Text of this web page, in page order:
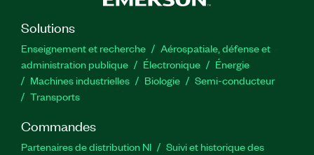
Solutions
Enseignement et recherche
Aérospatiale, défense et
administration publique
Électronique
Énergie​
Machines industrielles
Biologie
Semi-conducteur
Transports
Commandes
Partenaires de distribution NI
Suivi et historique des